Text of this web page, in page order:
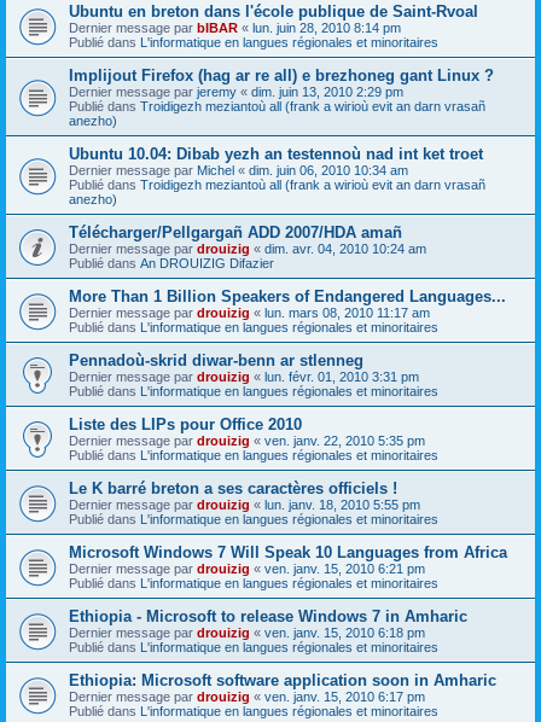
Ubuntu en breton dans l'école publique de Saint-Rvoal
Dernier message par bIBAR « lun. juin 28, 2010 8:14 pm
Publié dans L'informatique en langues régionales et minoritaires
Implijout Firefox (hag ar re all) e brezhoneg gant Linux ?
Dernier message par jeremy « dim. juin 13, 2010 2:29 pm
Publié dans Troidigezh meziantoù all (frank a wirioù evit an darn vrasañ
anezho)
Ubuntu 10.04: Dibab yezh an testennoù nad int ket troet
Dernier message par Michel « dim. juin 06, 2010 10:34 am
Publié dans Troidigezh meziantoù all (frank a wirioù evit an darn vrasañ
anezho)
Télécharger/Pellgargañ ADD 2007/HDA amañ
Dernier message par drouizig « dim. avr. 04, 2010 10:24 am
Publié dans An DROUIZIG Difazier
More Than 1 Billion Speakers of Endangered Languages...
Dernier message par drouizig « lun. mars 08, 2010 11:17 am
Publié dans L'informatique en langues régionales et minoritaires
Pennadoù-skrid diwar-benn ar stlenneg
Dernier message par drouizig « lun. févr. 01, 2010 3:31 pm
Publié dans L'informatique en langues régionales et minoritaires
Liste des LIPs pour Office 2010
Dernier message par drouizig « ven. janv. 22, 2010 5:35 pm
Publié dans L'informatique en langues régionales et minoritaires
Le K barré breton a ses caractères officiels !
Dernier message par drouizig « lun. janv. 18, 2010 5:55 pm
Publié dans L'informatique en langues régionales et minoritaires
Microsoft Windows 7 Will Speak 10 Languages from Africa
Dernier message par drouizig « ven. janv. 15, 2010 6:21 pm
Publié dans L'informatique en langues régionales et minoritaires
Ethiopia - Microsoft to release Windows 7 in Amharic
Dernier message par drouizig « ven. janv. 15, 2010 6:18 pm
Publié dans L'informatique en langues régionales et minoritaires
Ethiopia: Microsoft software application soon in Amharic
Dernier message par drouizig « ven. janv. 15, 2010 6:17 pm
Publié dans L'informatique en langues régionales et minoritaires